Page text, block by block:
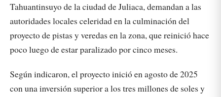
Tahuantinsuyo de la ciudad de Juliaca, demandan a las
autoridades locales celeridad en la culminación del
proyecto de pistas y veredas en la zona, que reinició hace
poco luego de estar paralizado por cinco meses.
Según indicaron, el proyecto inició en agosto de 2025
con una inversión superior a los tres millones de soles y